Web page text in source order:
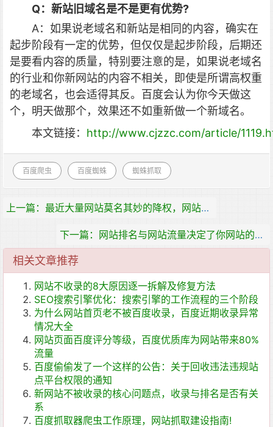
Q：新站旧域名是不是更有优势?
A：如果说老域名和新站是相同的内容，确实在
起步阶段有一定的优势，但仅仅是起步阶段，后期还
是要看内容的质量，特别要注意的是，如果说老域名
的行业和你新网站的内容不相关，即使是所谓高权重
的老域名，也会适得其反。百度会认为你今天做这
个，明天做那个，效果还不如重新做一个新域名。
本文链接： http://www.cjzzc.com/article/
百度爬虫 百度蜘蛛 蜘蛛抓取
上一篇：最近大量网站莫名其妙的降权，网站降权的15个原因
下一篇：网站排名与网站流量决定了你网站的价值
相关文章推荐
网站不收录的8大原因逐一拆解及修复方法
SEO搜索引擎优化：搜索引擎的工作流程的三个阶段
为什么网站首页老不被百度收录，百度近期收录异常
情况大全
网站页面百度评分等级，百度优质库为网站带来80%
流量
百度偷偷发了一个这样的公告：关于回收违法违规站
点平台权限的通知
新网站不被收录的核心问题点，收录与排名是否有关
系
百度抓取器爬虫工作原理，网站抓取建设指南!